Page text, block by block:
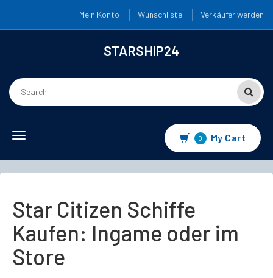
Mein Konto Wunschliste Verkäufer werden
STARSHIP24
Toggle
0 My Cart
Star Citizen Schiffe
Kaufen: Ingame oder im
Store